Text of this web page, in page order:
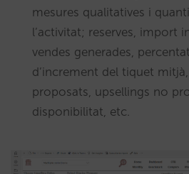
mesures qualitatives i
l’activitat; reserves, import
vendes generades,
d’increment del tiquet
proposats, upsellings no
disponibilitat, etc.